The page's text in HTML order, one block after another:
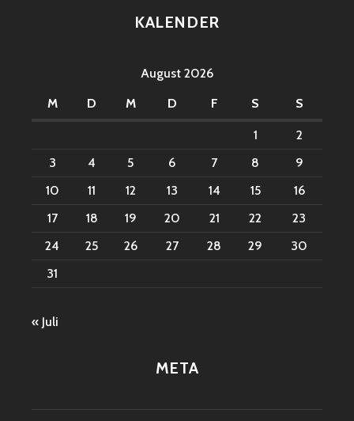
KALENDER
August 2026
M
D M D F S S
1
2
3
4 5 6 7 8
9
10
11 12 13 14 15
16
17
18 19 20 21 22
23
24
25 26 27 28 29
30
31
« Juli
META